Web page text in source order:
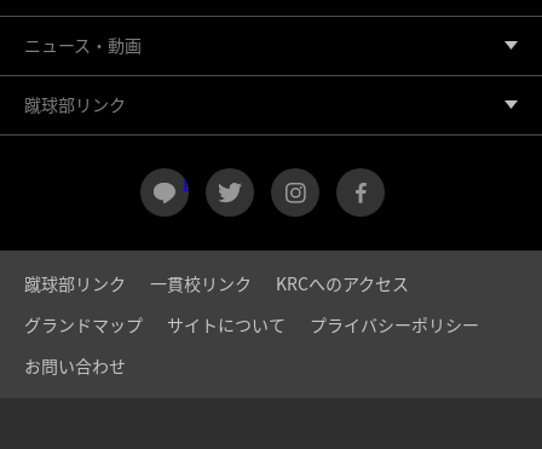
LINE twitter instagram
ニュース・動画
蹴球部リンク
蹴球部リンク 一貫校リンク
KRCへのアクセス
グランドマップ
サイトについて
プライバシーポリシー
お問い合わせ